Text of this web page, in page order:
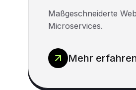
Maßgeschneiderte
Microservices.
Mehr